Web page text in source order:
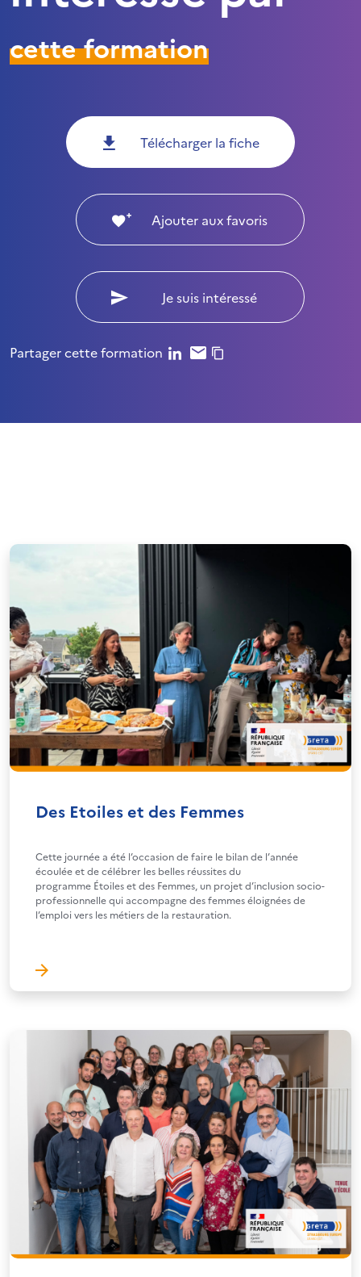
cette formation
Télécharger la fiche
Ajouter aux favoris
Je suis intéressé
Partager cette formation
Des Etoiles et des Femmes
Cette journée a été l’occasion de faire le bilan de l’année
écoulée et de célébrer les belles réussites du
programme Étoiles et des Femmes, un projet d’inclusion socio-
professionnelle qui accompagne des femmes éloignées de
l’emploi vers les métiers de la restauration.